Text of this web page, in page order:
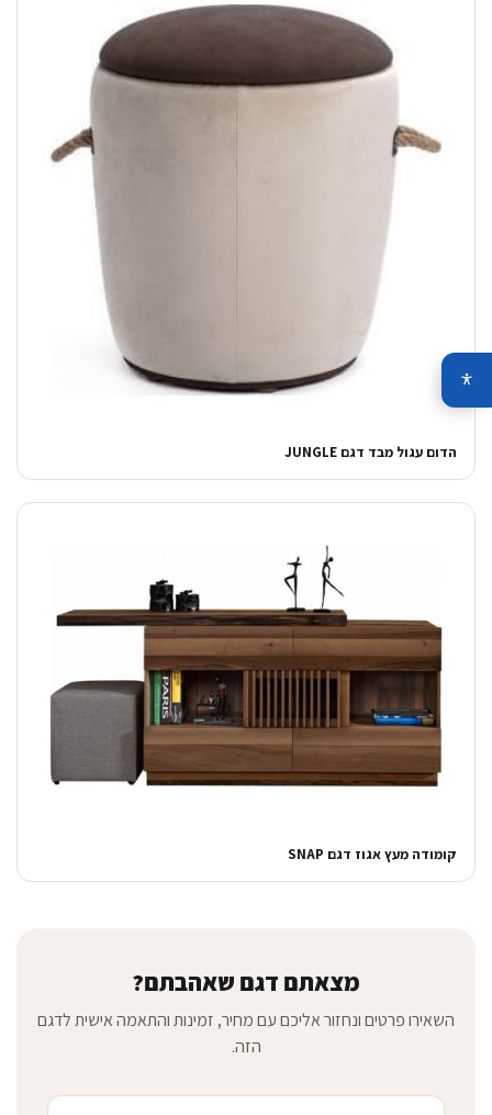
הדום עגול מבד דגם JUNGLE
קומודה מעץ אגוז דגם SNAP
מצאתם דגם שאהבתם?
השאירו פרטים ונחזור אליכם עם מחיר, זמינות והתאמה אישית לדגם
הזה.